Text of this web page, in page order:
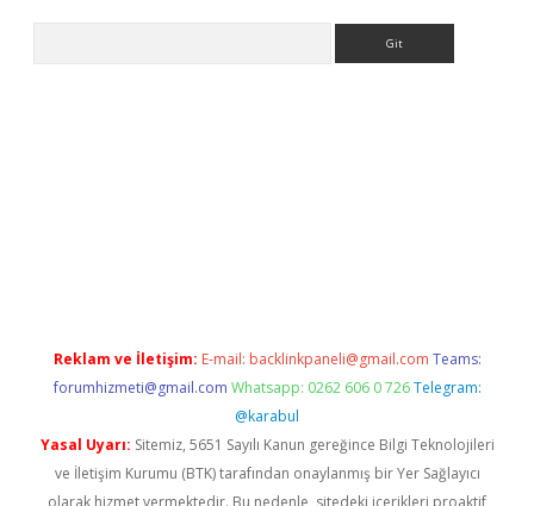
Reklam ve İletişim: E-mail: backlinkpaneli@gmail.com Teams:
forumhizmeti@gmail.com Whatsapp: 0262 606 0 726 Telegram:
@karabul
Yasal Uyarı: Sitemiz, 5651 Sayılı Kanun gereğince Bilgi Teknolojileri
ve İletişim Kurumu (BTK) tarafından onaylanmış bir Yer Sağlayıcı
olarak hizmet vermektedir. Bu nedenle, sitedeki içerikleri proaktif